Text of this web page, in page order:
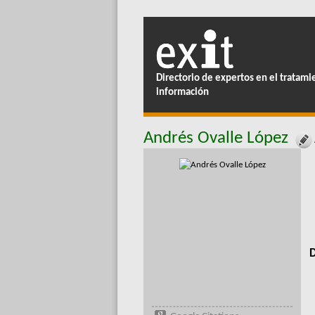
Directorio de expertos en el
información
Andrés Ovalle López